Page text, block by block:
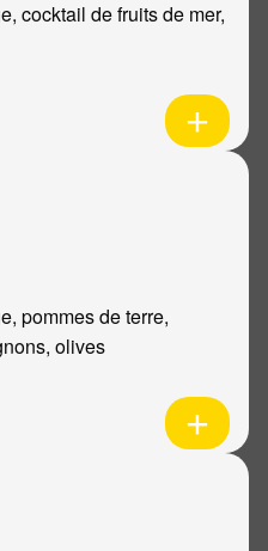
cocktail de fruits de mer,
pommes de terre,
olives